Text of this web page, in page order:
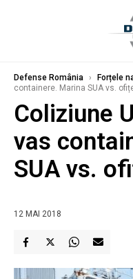
Defense România › Forțele
containere. Marina SUA vs.
Coliziune
vas
SUA vs.
12 MAI 2018